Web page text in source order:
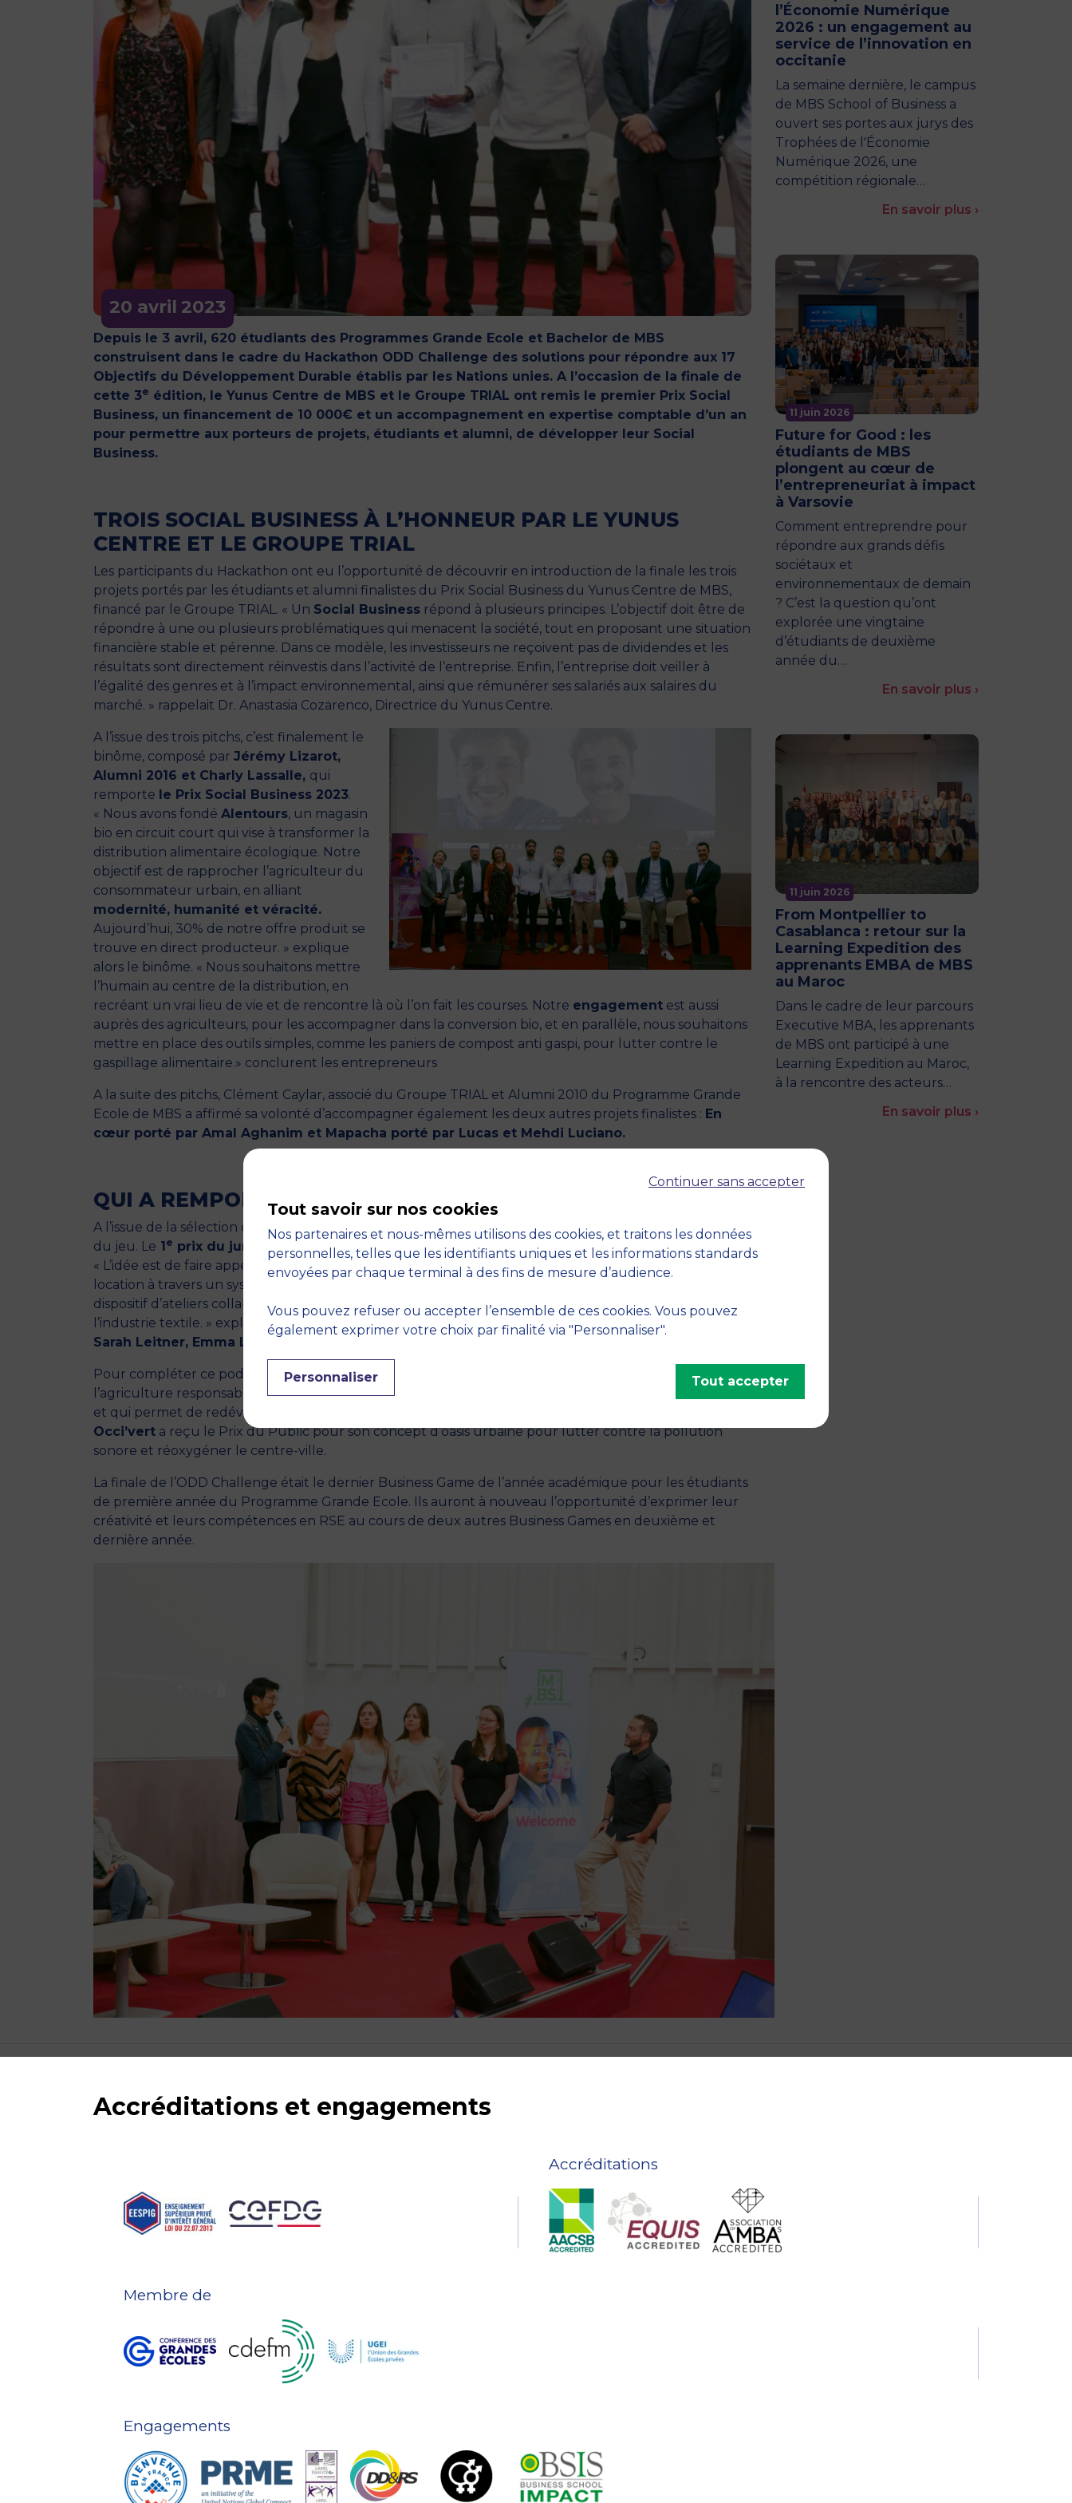
20 avril 2023
Depuis le 3 avril, 620 étudiants des Programmes Grande Ecole et Bachelor de MBS
construisent dans le cadre du Hackathon ODD Challenge des solutions pour répondre aux 17
Objectifs du Développement Durable établis par les Nations unies. A l’occasion de la finale de
cette 3e édition, le Yunus Centre de MBS et le Groupe TRIAL ont remis le premier Prix Social
Business, un financement de 10 000€ et un accompagnement en expertise comptable d’un an
pour permettre aux porteurs de projets, étudiants et alumni, de développer leur Social
Business.
TROIS SOCIAL BUSINESS À L’HONNEUR PAR LE YUNUS
CENTRE ET LE GROUPE TRIAL
Les participants du Hackathon ont eu l’opportunité de découvrir en introduction de la finale les trois
projets portés par les étudiants et alumni finalistes du Prix Social Business du Yunus Centre de MBS,
financé par le Groupe TRIAL. « Un Social Business répond à plusieurs principes. L’objectif doit être de
répondre à une ou plusieurs problématiques qui menacent la société, tout en proposant une situation
financière stable et pérenne. Dans ce modèle, les investisseurs ne reçoivent pas de dividendes et les
résultats sont directement réinvestis dans l’activité de l’entreprise. Enfin, l’entreprise doit veiller à
l’égalité des genres et à l’impact environnemental, ainsi que rémunérer ses salariés aux salaires du
marché. » rappelait Dr. Anastasia Cozarenco, Directrice du Yunus Centre.
A l’issue des trois pitchs, c’est finalement le
binôme, composé par Jérémy Lizarot,
Alumni 2016 et Charly Lassalle, qui
remporte le Prix Social Business 2023.
« Nous avons fondé Alentours, un magasin
bio en circuit court qui vise à transformer la
distribution alimentaire écologique. Notre
objectif est de rapprocher l’agriculteur du
consommateur urbain, en alliant
modernité, humanité et véracité.
Aujourd’hui, 30% de notre offre produit se
trouve en direct producteur. » explique
alors le binôme. « Nous souhaitons mettre
l’humain au centre de la distribution, en
recréant un vrai lieu de vie et de rencontre là où l’on fait les courses. Notre engagement est aussi
auprès des agriculteurs, pour les accompagner dans la conversion bio, et en parallèle, nous souhaitons
mettre en place des outils simples, comme les paniers de compost anti gaspi, pour lutter contre le
gaspillage alimentaire.» conclurent les entrepreneurs
A la suite des pitchs, Clément Caylar, associé du Groupe TRIAL et Alumni 2010 du Programme Grande
Ecole de MBS a affirmé sa volonté d’accompagner également les deux autres projets finalistes : En
cœur porté par Amal Aghanim et Mapacha porté par Lucas et Mehdi Luciano.
QUI A REMPORTÉ LA 3 ÉDITION DE L’ODD CHALLENGE ?
A l’issue de la sélection des quinze projets finalistes, quatre groupes sont parvenus à tirer leur épingle
du jeu. Le 1e prix du jury a été décerné à ReClothe,
un dispositif de location de vêtements innovant.
« L’idée est de faire appel aux designers et artisans locaux qui pourront proposer leur création à la
location à travers un système d’abonnement. La longévité du vêtement sera ainsi garantie grâce à un
dispositif d’ateliers collaboratifs de réparation, et également par l’usage des déchets de tissus de
l’industrie textile. » explique le groupe gagnant composé par
Teresa Lackner, Julie Anne Laurent,
Sarah Leitner, Emma Lesot Garcia, Julie Lesot Garcia et Ying-Li Lien.
Pour compléter ce podium, le jury a choisi les projets
(un centre de recherche dédié à
l’agriculture responsable) et« Mont-potager »
et qui permet de redévelopper la biodiversité au sein des foyers). Également récompensé : le projet
Occi’vert a reçu le Prix du Public pour son concept d’oasis urbaine pour lutter contre la pollution
sonore et réoxygéner le centre-ville.
La finale de l’ODD Challenge était le dernier Business Game de l’année académique pour les étudiants
de première année du Programme Grande Ecole. Ils auront à nouveau l’opportunité d’exprimer leur
créativité et leurs compétences en RSE au cours de deux autres Business Games en deuxième et
dernière année.
l’Économie Numérique
2026 : un engagement au
service de l’innovation en
occitanie
La semaine dernière, le campus
de MBS School of Business a
ouvert ses portes aux jurys des
Trophées de l'Économie
Numérique 2026, une
compétition régionale…
En savoir plus ›
11 juin 2026
Future for Good : les
étudiants de MBS
plongent au cœur de
l’entrepreneuriat à impact
à Varsovie
Comment entreprendre pour
répondre aux grands défis
sociétaux et
environnementaux de demain
? C’est la question qu’ont
explorée une vingtaine
d’étudiants de deuxième
année du…
En savoir plus ›
11 juin 2026
From Montpellier to
Casablanca : retour sur la
Learning Expedition des
apprenants EMBA de MBS
au Maroc
Dans le cadre de leur parcours
Executive MBA, les apprenants
de MBS ont participé à une
Learning Expedition au Maroc,
à la rencontre des acteurs…
En savoir plus ›
Accréditations et engagements
Accréditations
Membre de
Engagements
Continuer sans accepter
Tout savoir sur nos cookies
Nos partenaires et nous-mêmes utilisons des cookies, et traitons les données
personnelles, telles que les identifiants uniques et les informations standards
envoyées par chaque terminal à des fins de mesure d’audience.
Vous pouvez refuser ou accepter l’ensemble de ces cookies. Vous pouvez
également exprimer votre choix par finalité via "Personnaliser".
Personnaliser Tout accepter